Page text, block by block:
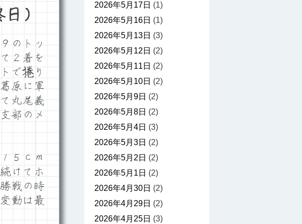
）
のトッ
２着を
で捲り
原に軍
丸尾義
部のメ
５ｃｍ
けてホ
戦の時
動は最
2026年5月17日 (1)
2026年5月16日 (1)
2026年5月13日 (3)
2026年5月12日 (2)
2026年5月11日 (2)
2026年5月10日 (2)
2026年5月9日 (2)
2026年5月8日 (2)
2026年5月4日 (3)
2026年5月3日 (2)
2026年5月2日 (2)
2026年5月1日 (2)
2026年4月30日 (2)
2026年4月29日 (2)
2026年4月25日 (3)